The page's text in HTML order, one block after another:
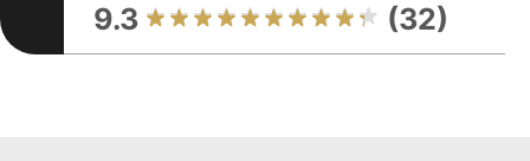
9.3 (32)